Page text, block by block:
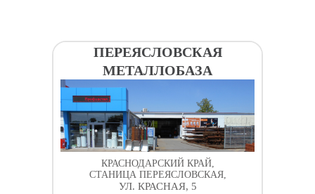
ПЕРЕЯСЛОВСКАЯ
МЕТАЛЛОБАЗА
КРАСНОДАРСКИЙ КРАЙ,
СТАНИЦА ПЕРЕЯСЛОВСКАЯ,
УЛ. КРАСНАЯ, 5